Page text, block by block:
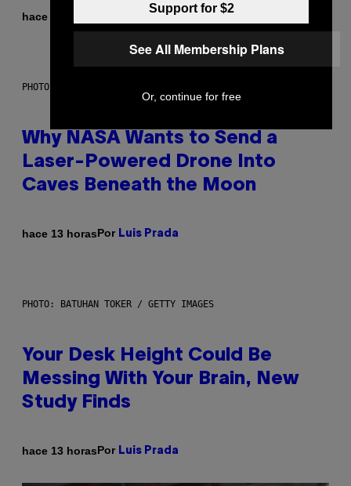
hace 12 horas Caleb Catlin
PHOTO: NASA; DR PIXEL / GETTY IMAGES
Why NASA Wants to Send a
Laser-Powered Drone Into
Caves Beneath the Moon
hace 13 horasPor Luis Prada
PHOTO: BATUHAN TOKER / GETTY IMAGES
Your Desk Height Could Be
Messing With Your Brain, New
Study Finds
hace 13 horasPor Luis Prada
Support for $2
See All Membership Plans
Or, continue for free